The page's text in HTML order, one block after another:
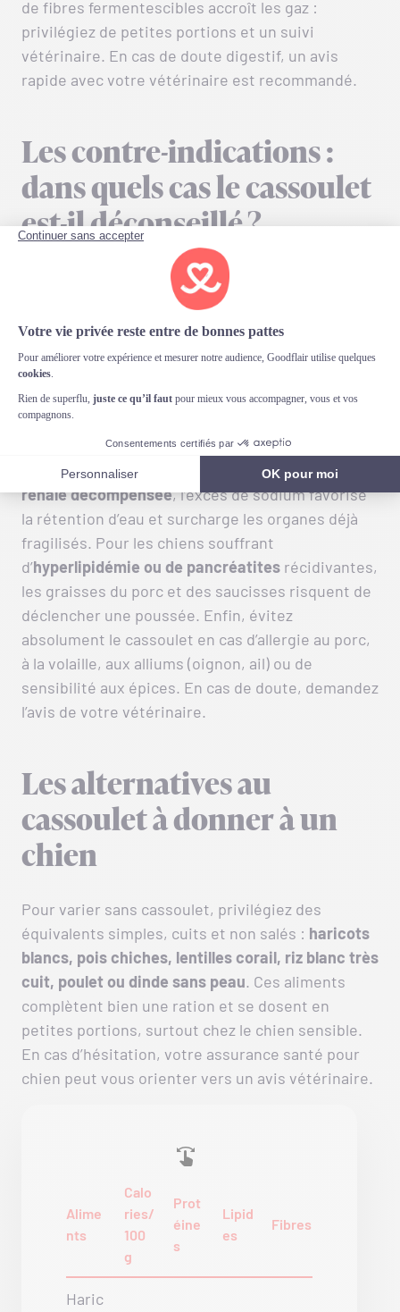
de fibres fermentescibles accroît les gaz :
privilégiez de petites portions et un suivi
vétérinaire. En cas de doute digestif, un avis
rapide avec votre vétérinaire est recommandé.
Les contre-indications :
dans quels cas le cassoulet
est-il déconseillé ?
Le cassoulet est contre-indiqué dans plusieurs
situations précises. Chez lachienne gestante ou
allaitante, mieux vaut s’abstenir : les recettes
industrielles sont souvent trop salées, épicées, et
contiennent des additifs et des graisses
superflues. Chez lechiot, le système digestif
encore immature supporte mal les légumineuses
fermentescibles, qui peuvent provoquer gaz et
diarrhée. En cas d’
insuffisance cardiaque ou
rénale décompensée, l’excès de sodium favorise
la rétention d’eau et surcharge les organes déjà
fragilisés. Pour les chiens souffrant
d’hyperlipidémie ou de pancréatites récidivantes,
les graisses du porc et des saucisses risquent de
déclencher une poussée. Enfin, évitez
absolument le cassoulet en cas d’allergie au porc,
à la volaille, aux alliums (oignon, ail) ou de
sensibilité aux épices. En cas de doute, demandez
l’avis de votre vétérinaire.
Les alternatives au
cassoulet à donner à un
chien
Pour varier sans cassoulet, privilégiez des
équivalents simples, cuits et non salés : haricots
blancs, pois chiches, lentilles corail, riz blanc très
cuit, poulet ou dinde sans peau. Ces aliments
complètent bien une ration et se dosent en
petites portions, surtout chez le chien sensible.
En cas d’hésitation, votre assurance santé pour
chien peut vous orienter vers un avis vétérinaire.
Alime
nts
Calo
ries/
100
g
Prot
éine
s
Lipid
es
Fibres
Haric